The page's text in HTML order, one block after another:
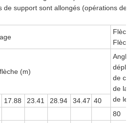
de support sont allongés (opérations
(m)
de
de
de
17.88 23.41 28.94 34.47 40
80